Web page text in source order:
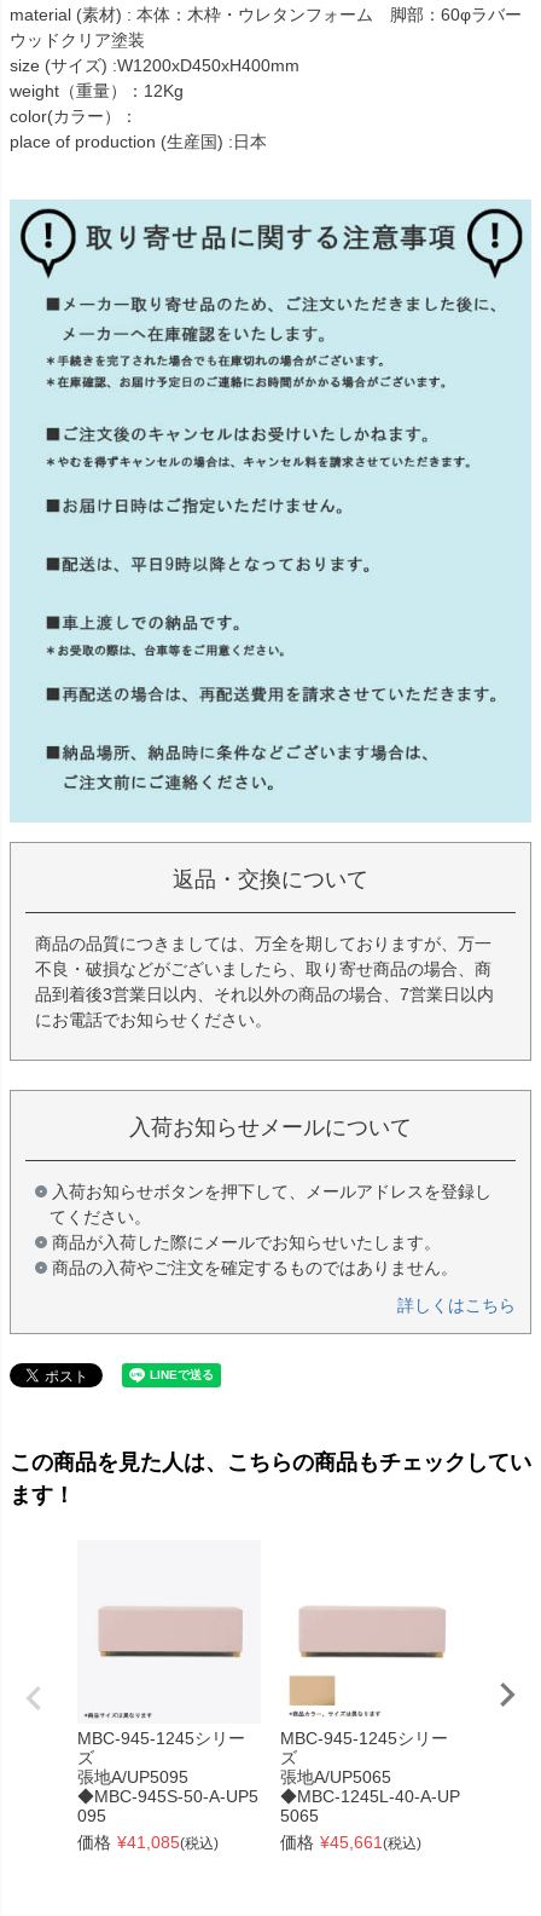
material (素材) : 本体：木枠・ウレタンフォーム 脚部：60φラバー
ウッドクリア塗装
size (サイズ) :W1200xD450xH400mm
weight（重量）：12Kg
color(カラー）：
place of production (生産国) :日本
返品・交換について
商品の品質につきましては、万全を期しておりますが、万一
不良・破損などがございましたら、取り寄せ商品の場合、商
品到着後3営業日以内、それ以外の商品の場合、7営業日以内
にお電話でお知らせください。
入荷お知らせメールについて
入荷お知らせボタンを押下して、メールアドレスを登録し
てください。
商品が入荷した際にメールでお知らせいたします。
商品の入荷やご注文を確定するものではありません。
詳しくはこちら
この商品を見た人は、こちらの商品もチェックしてい
ます！
MBC-945-1245シリー
ズ
張地A/UP5095
◆MBC-945S-50-A-UP5
095
価格 ¥41,085(税込)
MBC-945-1245シリー
ズ
張地A/UP5065
◆MBC-1245L-40-A-UP
5065
価格 ¥45,661 (税込)